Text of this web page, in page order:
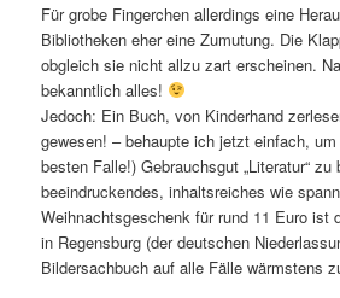
Für grobe Fingerchen allerdings eine
Bibliotheken eher eine Zumutung. Die
obgleich sie nicht allzu zart erscheinen.
bekanntlich alles!
Jedoch: Ein Buch, von Kinderhand
gewesen! – behaupte ich jetzt einfach,
besten Falle!) Gebrauchsgut „Literatur“ zu
beeindruckendes, inhaltsreiches wie
Weihnachtsgeschenk für rund 11 Euro ist
in Regensburg (der deutschen
Bildersachbuch auf alle Fälle wärmstens